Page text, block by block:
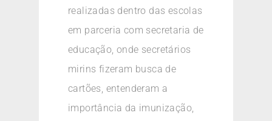
realizadas dentro das escolas
em parceria com secretaria de
educação, onde secretários
mirins fizeram busca de
cartões, entenderam a
importância da imunização,